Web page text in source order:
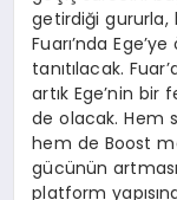
getirdiği gururla,
Fuarı’nda
tanıtılacak.
artık Ege’nin
de olacak. Hem
hem de Boost
gücünün
platform